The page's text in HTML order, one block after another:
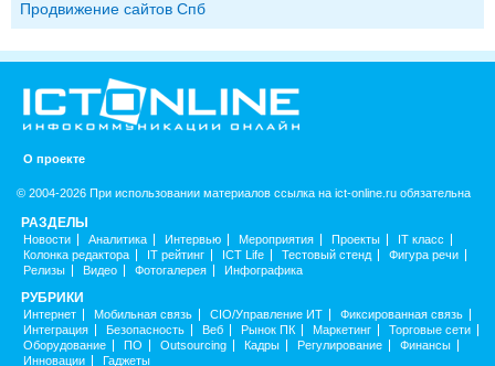
Продвижение сайтов Спб
О проекте
© 2004-2026 При использовании материалов ссылка на ict-online.ru обязательна
РАЗДЕЛЫ
Новости Аналитика Интервью Мероприятия Проекты
IT класс
Колонка редактора
IT рейтинг ICT Life Тестовый стенд
Фигура речи
Релизы
Видео Фотогалерея Инфографика
РУБРИКИ
Интернет Мобильная связь CIO/Управление ИТ
Фиксированная связь
Интеграция
Безопасность Веб Рынок ПК Маркетинг
Торговые сети
Оборудование
ПО Outsourcing Кадры Регулирование
Финансы
Инновации
Гаджеты